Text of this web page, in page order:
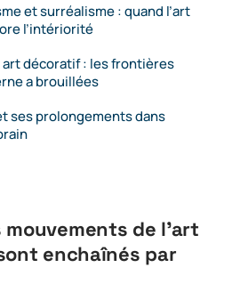
et surréalisme : quand l’art
l’intériorité
décoratif : les frontières
a brouillées
ses prolongements dans
mouvements de l’art
enchaînés par